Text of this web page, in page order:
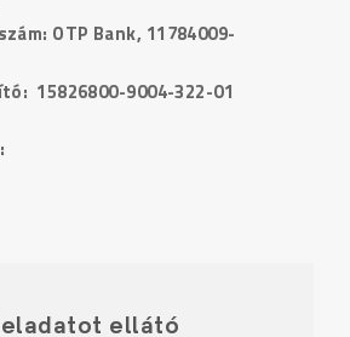
OTP Bank, 11784009-
15826800-9004-322-01
ellátó